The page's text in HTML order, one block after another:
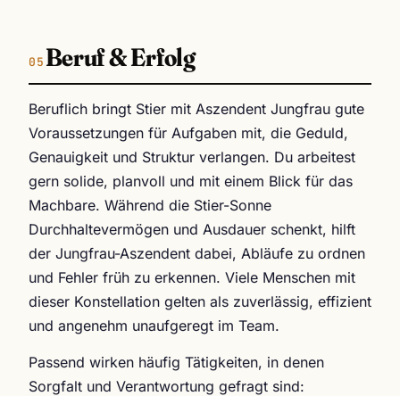
Beruf & Erfolg
Beruflich bringt Stier mit Aszendent Jungfrau gute
Voraussetzungen für Aufgaben mit, die Geduld,
Genauigkeit und Struktur verlangen. Du arbeitest
gern solide, planvoll und mit einem Blick für das
Machbare. Während die Stier-Sonne
Durchhaltevermögen und Ausdauer schenkt, hilft
der Jungfrau-Aszendent dabei, Abläufe zu ordnen
und Fehler früh zu erkennen. Viele Menschen mit
dieser Konstellation gelten als zuverlässig, effizient
und angenehm unaufgeregt im Team.
Passend wirken häufig Tätigkeiten, in denen
Sorgfalt und Verantwortung gefragt sind: